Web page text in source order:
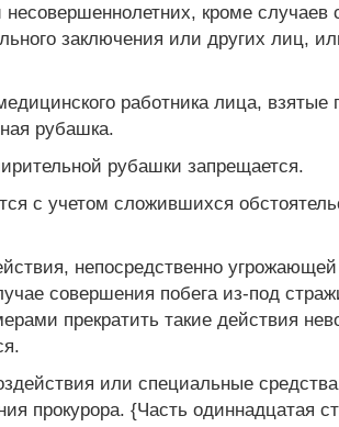
кроме
заключения или других лиц,
работника лица, взятые
рубашка.
рубашки запрещается.
с учетом сложившихся
непосредственно
совершения побега из-под
прекратить такие действия
или специальные
прокурора. {Часть одиннадцатая